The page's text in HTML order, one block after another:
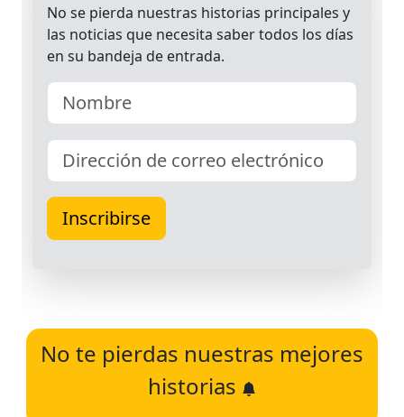
No te pierdas nuestras mejores
historias